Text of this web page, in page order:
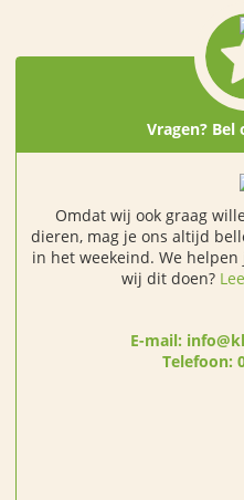
Vragen?
Omdat wij ook graag
dieren, mag je ons altijd
in het weekeind. We
wij dit doen?
E-mail:
Telefoon: